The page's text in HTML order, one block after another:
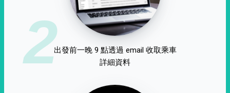
2出發前一晚 9 點透過 email 收取乘車
詳細資料